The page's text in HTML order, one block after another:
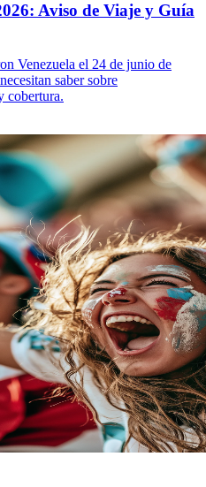
Aviso de Viaje y Guía
Venezuela el 24 de junio de
saber sobre
cobertura.